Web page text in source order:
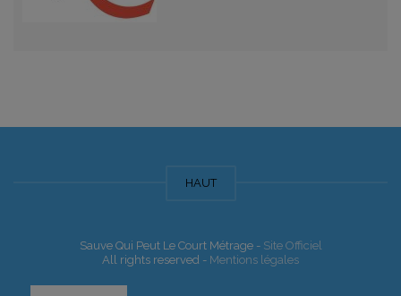
HAUT
Sauve Qui Peut Le Court Métrage - Site Officiel
All rights reserved - Mentions légales